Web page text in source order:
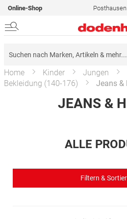
Online-Shop Posthausen
Home Kinder
Jungen
Bekleidung (140-176)
Jeans &
JEANS &
ALLE
Filtern &